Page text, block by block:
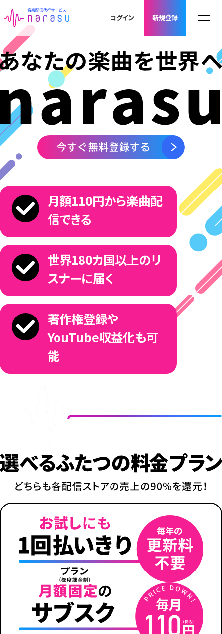
ログイン 新規登録
月額110円から楽曲配
信できる
世界180カ国以上のリ
スナーに届く
著作権登録や
YouTube収益化も可
能
4
5
6
7
8
9
0
1
2
3
4
5
「ArtistSpike」は、「narasu」を利用するアーティ
ストがより充実した音楽活動を 行えるようにする
ための、追加費用不要のサポートサービスです。
デジタルプロモーションやアーティストブランディ
ングにおいて大きな実績を残 しているZULAチー
ムと連携、強力で包括的なサポートを提供しま
す。
※「ArtistSpike」は、キュレーターの判断によりサポートの
内容を設定させていただきます。
「ArtistSpike」が提供するサポート
・楽曲のプレイリストインなどを後押しするサブ
ミット機能の利用
・デジタルプロモーションのサポート